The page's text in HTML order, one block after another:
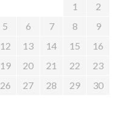
1
2
5 6 7 8
9
12 13 14 15
16
19 20 21 22
23
26 27 28 29
30